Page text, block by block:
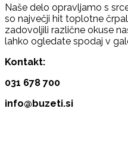
Naše delo opravljamo s
so največji hit toplotne
zadovoljili različne okuse
lahko ogledate spodaj v
Kontakt:
031 678 700
info@buzeti.si